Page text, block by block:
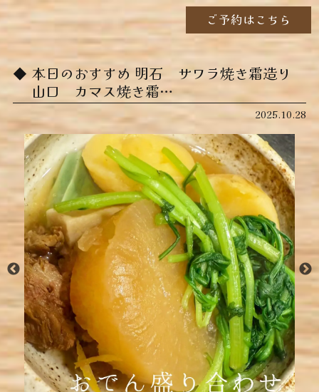
ご予約はこちら
本日のおすすめ ︎明石 サワラ焼き霜造り ︎
山口 カマス焼き霜…
2025.10.28
動
画
プ
レ
ー
ヤ
ー